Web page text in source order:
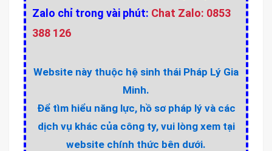
Zalo chỉ trong vài phút: Chat Zalo: 0853
388 126
Website này thuộc hệ sinh thái Pháp Lý Gia
Minh.
Để tìm hiểu năng lực, hồ sơ pháp lý và các
dịch vụ khác của công ty, vui lòng xem tại
website chính thức bên dưới.